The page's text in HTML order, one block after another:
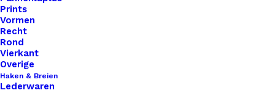
Prints
Vormen
Recht
Rond
Vierkant
Overige
Haken & Breien
Lederwaren
Steekmarkeerders/
Progress Keepers
Met Gedroogde